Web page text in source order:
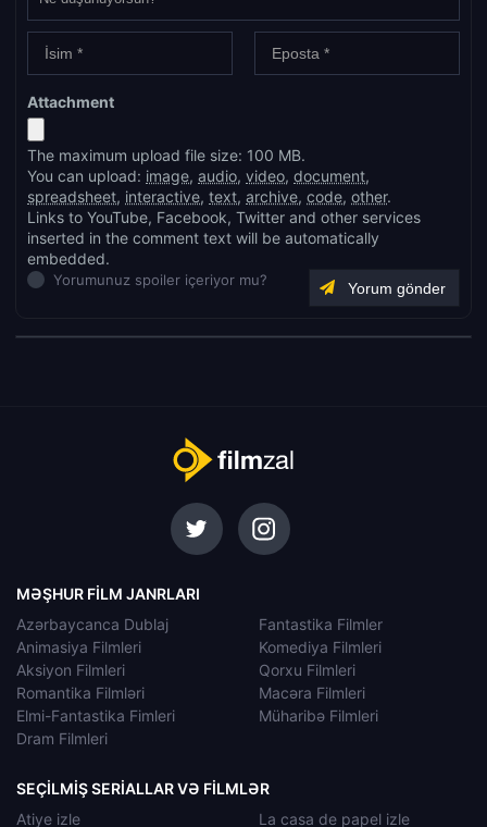
Attachment
The maximum upload file size: 100 MB.
You can upload: image, audio, video, document,
spreadsheet, interactive, text, archive, code, other.
Links to YouTube, Facebook, Twitter and other services
inserted in the comment text will be automatically
embedded.
Yorumunuz spoiler içeriyor mu?
MƏŞHUR FILM JANRLARI
Azərbaycanca Dublaj
Animasiya Filmleri
Aksiyon Filmleri
Romantika Filmləri
Elmi-Fantastika Fimleri
Dram Filmleri
Fantastika Filmler
Komediya Filmleri
Qorxu Filmleri
Macəra Filmleri
Müharibə Filmleri
SEÇILMIŞ SERIALLAR VƏ FILMLƏR
Atiye izle
La casa de papel izle